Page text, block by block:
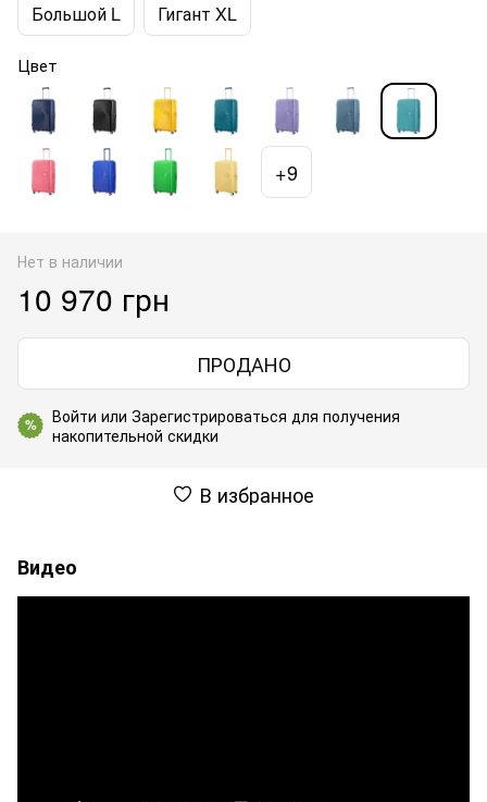
Большой L Гигант XL
Цвет
+9
Нет в наличии
10 970 грн
ПРОДАНО
% Войти или Зарегистрироваться для получения
накопительной скидки
В избранное
Видео